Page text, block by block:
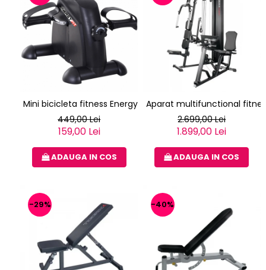
Mini bicicleta fitness Energy Fit
449,00 Lei
159,00 Lei
ADAUGA IN COS
Aparat multifunctional
2.699,00 Lei
1.899,00 Lei
ADAUGA IN COS
-29% -40%